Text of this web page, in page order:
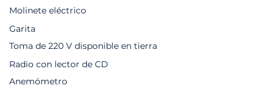
Molinete eléctrico
Garita
Toma de 220 V disponible en tierra
Radio con lector de CD
Anemómetro